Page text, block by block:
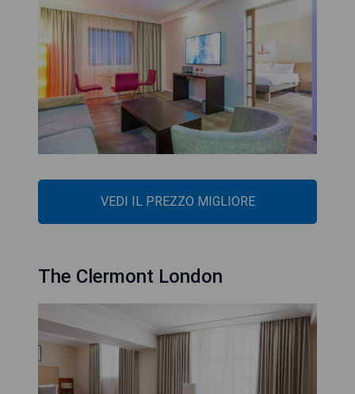
VEDI IL PREZZO MIGLIORE
The Clermont London